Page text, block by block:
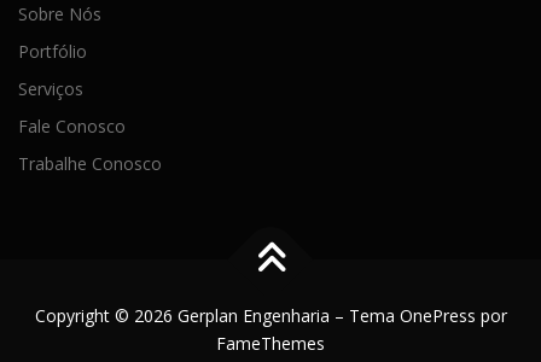
Sobre Nós
Portfólio
Serviços
Fale Conosco
Trabalhe Conosco
Copyright © 2026 Gerplan Engenharia – Tema OnePress por
FameThemes